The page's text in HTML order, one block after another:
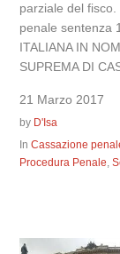
parziale del
penale sentenza
ITALIANA IN
SUPREMA DI
21 Marzo 2017
by D'Isa
InCassazione
Procedura Penale,